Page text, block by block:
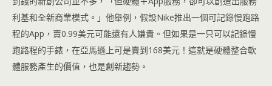
利基和全新商業模式。」他舉例，假設Nike推出一個可記錄慢跑路
程的App，賣0.99美元可能還有人嫌貴。但如果是一只可以記錄慢
跑路程的手錶，在亞馬遜上可是賣到168美元！這就是硬體整合軟
體服務產生的價值，也是創新趨勢。